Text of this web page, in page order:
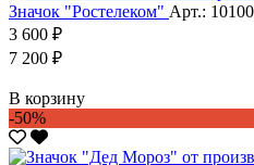
Значок "Ростелеком" Арт.:
3 600 ₽
7 200 ₽
В корзину
-50%